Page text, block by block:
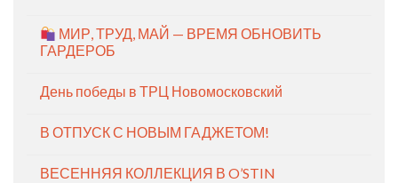
МИР, ТРУД, МАЙ — ВРЕМЯ ОБНОВИТЬ
ГАРДЕРОБ
День победы в ТРЦ Новомосковский
В ОТПУСК С НОВЫМ ГАДЖЕТОМ!
ВЕСЕННЯЯ КОЛЛЕКЦИЯ В O’STIN